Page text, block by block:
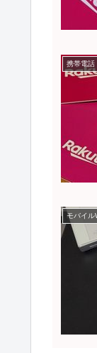
携帯電話
モバイル